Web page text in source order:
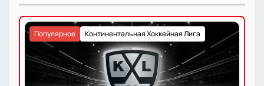
Континентальная Хоккейная Лига
Популярное